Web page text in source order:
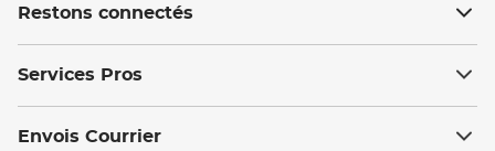
Restons connectés
Services Pros
Envois Courrier